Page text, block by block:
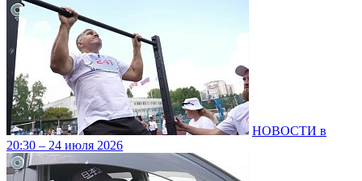
НОВОСТИ в
20:30 – 24 июля 2026